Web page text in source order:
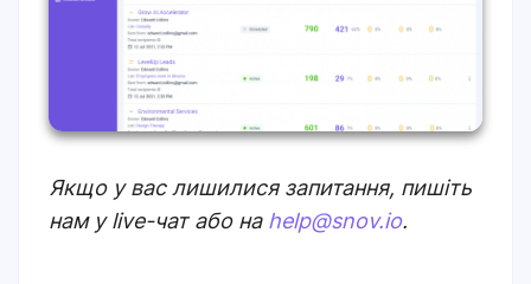
Якщо у вас лишилися запитання, пишіть
нам у live-чат або на help@snov.io.